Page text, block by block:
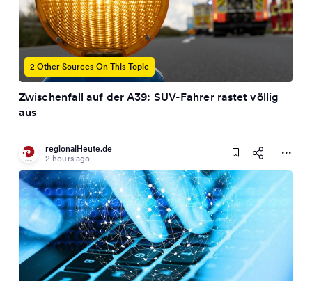
2 Other Sources On This Topic
Zwischenfall auf der A39: SUV-Fahrer rastet völlig
aus
regionalHeute.de
2 hours ago